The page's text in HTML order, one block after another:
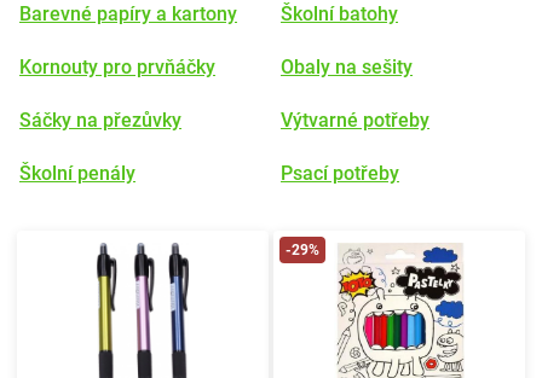
Barevné papíry a kartony
Kornouty pro prvňáčky
Sáčky na přezůvky
Školní penály
Školní batohy
Obaly na sešity
Výtvarné potřeby
Psací potřeby
-29%